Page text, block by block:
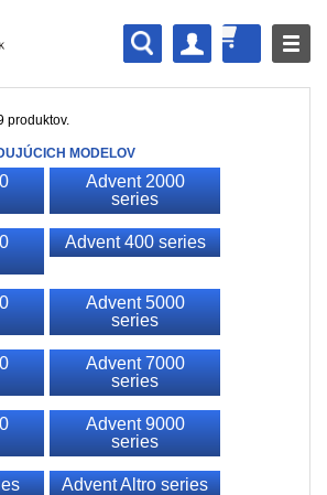
produktov.
MODELOV
Advent 2000
series
Advent 400 series
Advent 5000
series
Advent 7000
series
Advent 9000
series
Advent Altro series